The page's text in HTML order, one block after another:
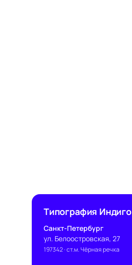
Типография Индиго
Санкт-Петербург
ул. Белоостровская, 27
197342· ст.м. Чёрная речка